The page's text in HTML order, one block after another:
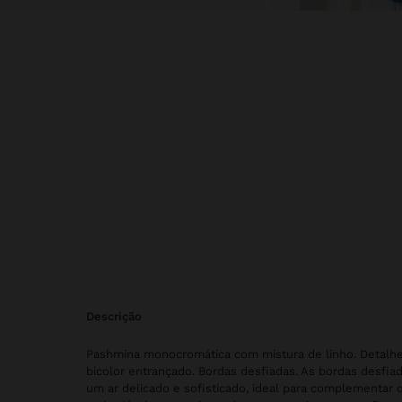
descrição
Pashmina monocromática com mistura de linho.
bicolor entrançado. Bordas desfiadas. As bordas
um ar delicado e sofisticado, ideal para complementar